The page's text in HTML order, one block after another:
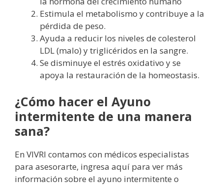
Estimula el metabolismo y contribuye a la
pérdida de peso.
Ayuda a reducir los niveles de colesterol
LDL (malo) y triglicéridos en la sangre.
Se disminuye el estrés oxidativo y se
apoya la restauración de la homeostasis.
¿Cómo hacer el Ayuno
intermitente de una manera
sana?
En VIVRI contamos con médicos especialistas
para asesorarte, ingresa aquí para ver más
información sobre el ayuno intermitente o